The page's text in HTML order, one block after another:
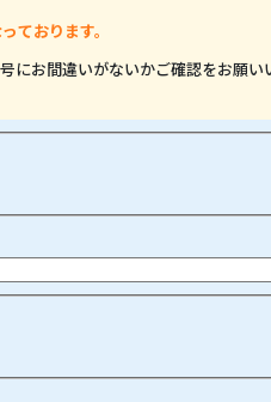
ております。
にお間違いがないかご確認をお願い